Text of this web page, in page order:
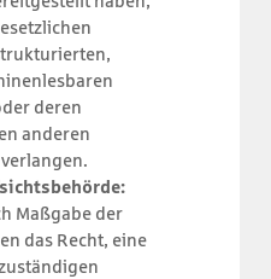
deren
anderen
Maßgabe der
das Recht, eine